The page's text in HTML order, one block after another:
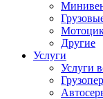
Другие
Услуги
Услуги